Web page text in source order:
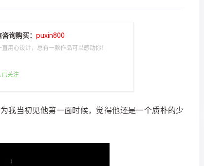
询购买： puxin800
用心设计，总有一款作品可以感动你！
关注
我当初见他第一面时候，觉得他还是一个质朴的少